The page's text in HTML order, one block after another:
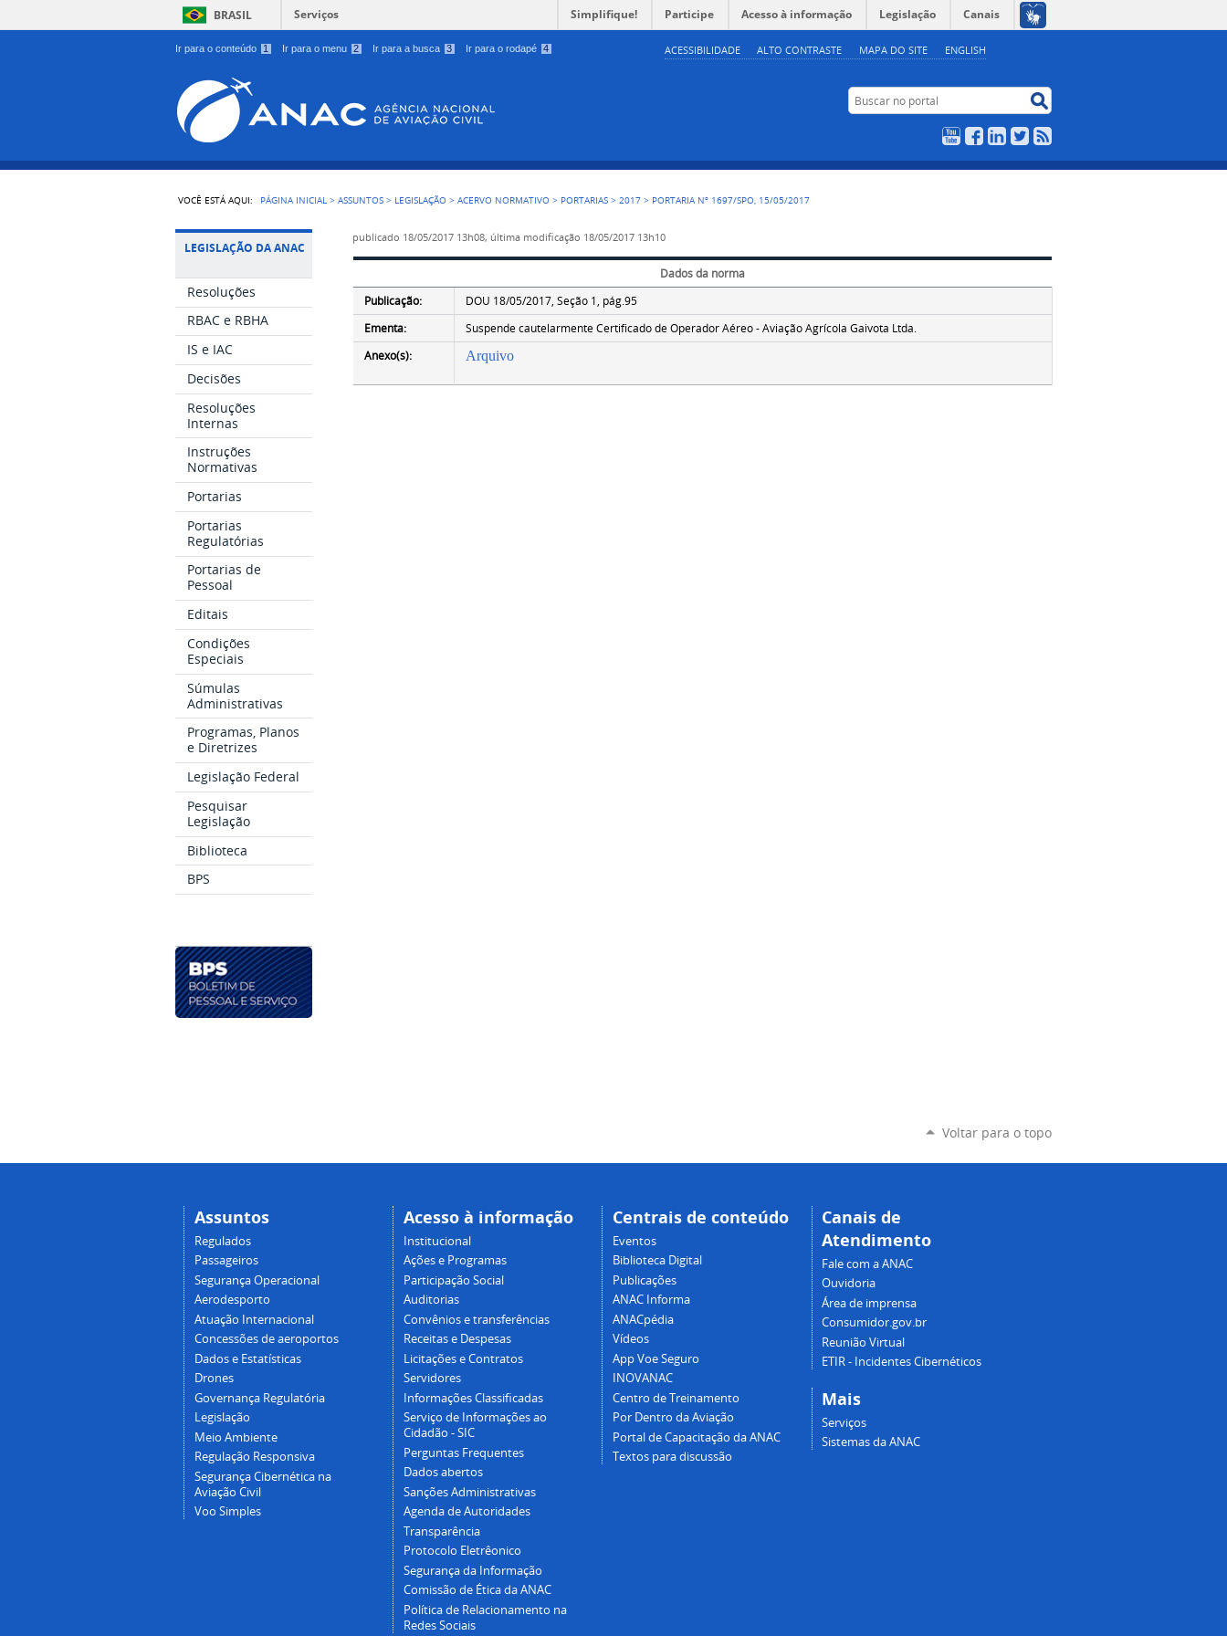
Ir para o conteúdo 1 Ir para o menu 2 Ir para a busca 3 Ir para o rodapé 4 ACESSIBILIDADE ALTO CONTRASTE MAPA DO SITE ENGLISH
BRASIL Serviços Simplifique! Participe Acesso à informação Legislação Canais
Buscar no portal
YouTubeFacebookLinkedIn
Twitter
VOCÊ ESTÁ AQUI: PÁGINA INICIAL >ASSUNTOS > LEGISLAÇÃO >ACERVO NORMATIVO > PORTARIAS >2017 > PORTARIA Nº 1697/SPO, 15/05/2017
LEGISLAÇÃO DA ANAC
Resoluções
RBAC e RBHA
IS e IAC
Decisões
Resoluções
Internas
Instruções
Normativas
Portarias
Portarias
Regulatórias
Portarias de
Pessoal
Editais
Condições
Especiais
Súmulas
Administrativas
Programas, Planos
e Diretrizes
Legislação Federal
Pesquisar
Legislação
Biblioteca
BPS
publicado 18/05/2017 13h08, última modificação 18/05/2017 13h10
Dados da norma
Publicação:
DOU 18/05/2017, Seção 1, pág.95
Ementa:
Suspende cautelarmente Certificado de Operador Aéreo - Aviação Agrícola Gaivota Ltda.
Anexo(s):
Arquivo
Voltar para o topo
Assuntos
Regulados
Passageiros
Segurança Operacional
Aerodesporto
Atuação Internacional
Concessões de aeroportos
Dados e Estatísticas
Drones
Governança Regulatória
Legislação
Meio Ambiente
Regulação Responsiva
Segurança Cibernética na
Aviação Civil
Voo Simples
Acesso à informação
Institucional
Ações e Programas
Participação Social
Auditorias
Convênios e transferências
Receitas e Despesas
Licitações e Contratos
Servidores
Informações Classificadas
Serviço de Informações ao
Cidadão - SIC
Perguntas Frequentes
Dados abertos
Sanções Administrativas
Agenda de Autoridades
Transparência
Protocolo Eletrêonico
Segurança da Informação
Comissão de Ética da ANAC
Política de Relacionamento na
Redes Sociais
Centrais de conteúdo
Eventos
Biblioteca Digital
Publicações
ANAC Informa
ANACpédia
Vídeos
App Voe Seguro
INOVANAC
Centro de Treinamento
Por Dentro da Aviação
Portal de Capacitação da ANAC
Textos para discussão
Canais de
Atendimento
Fale com a ANAC
Ouvidoria
Área de imprensa
Consumidor.gov.br
Reunião Virtual
ETIR - Incidentes Cibernéticos
Mais
Serviços
Sistemas da ANAC